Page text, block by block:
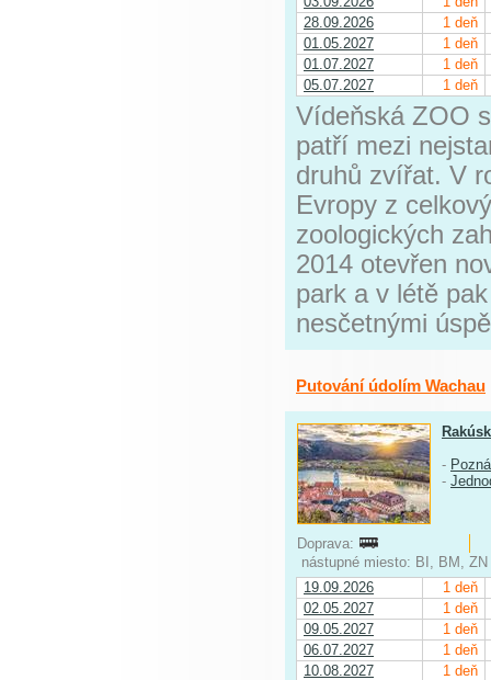
28.09.2026
1 deň
01.05.2027
1 deň
01.07.2027
1 deň
05.07.2027
1 deň
Vídeňská ZOO
patří mezi
druhů zvířat. V
Evropy z
zoologických
2014 otevřen
park a v létě
nesčetnými
Putování údolím Wachau
-
-
Doprava:
nástupné miesto: BI, BM, ZN
19.09.2026
1 deň
02.05.2027
1 deň
09.05.2027
1 deň
06.07.2027
1 deň
10.08.2027
1 deň